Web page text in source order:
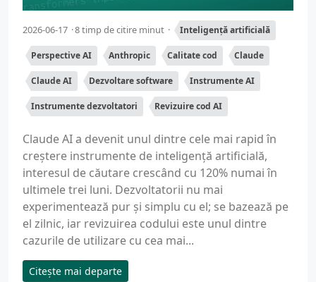
2026-06-17 8 timp de citire minut Inteligență artificială
Perspective AI Anthropic Calitate cod Claude
Claude AI Dezvoltare software Instrumente AI
Instrumente dezvoltatori Revizuire cod AI
Claude AI a devenit unul dintre cele mai rapid în
creștere instrumente de inteligență artificială,
interesul de căutare crescând cu 120% numai în
ultimele trei luni. Dezvoltatorii nu mai
experimentează pur și simplu cu el; se bazează pe
el zilnic, iar revizuirea codului este unul dintre
cazurile de utilizare cu cea mai...
Citește mai departe